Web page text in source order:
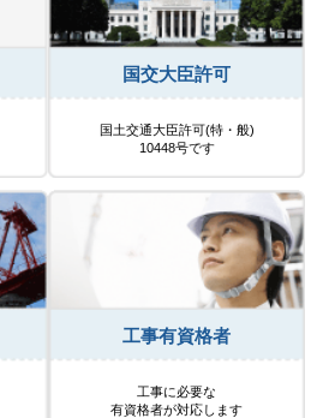
国交大臣許可
国土交通大臣許可(特・般)
10448号です
工事有資格者
工事に必要な
有資格者が対応します